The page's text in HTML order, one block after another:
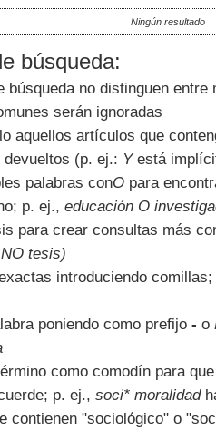
Ningún resultado
búsqueda:
búsqueda no distinguen
serán ignoradas
aquellos artículos que
(p. ej.: Yestá
palabras conO para
p. ej., educación O
para crear consultas más
tesis)
introduciendo
poniendo como prefijo - o
como comodín para
p. ej., soci* moralidad
contienen "sociológico" o